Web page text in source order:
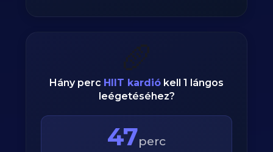
🥖
Hány perc HIIT kardió kell 1 lángos
leégetéséhez?
47perc